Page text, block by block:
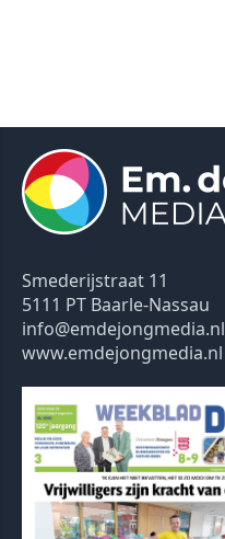
Smederijstraat 11
5111 PT Baarle-Nassau
info@emdejongmedia.nl
www.emdejongmedia.nl